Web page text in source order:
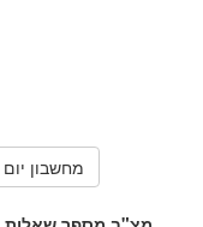
מחשבון